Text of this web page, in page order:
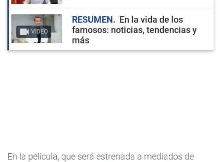
VIDEO
RESUMEN
En la vida de los
famosos: noticias, tendencias y
más
En la película, que será estrenada a mediados de